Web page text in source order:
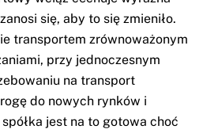
się, aby to się zmieniło.
transportem zrównoważonym
przy jednoczesnym
na transport
do nowych rynków i
jest na to gotowa choć